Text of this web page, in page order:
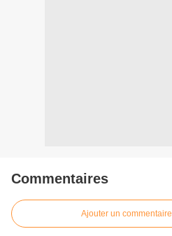
Commentaires
Ajouter un commentaire